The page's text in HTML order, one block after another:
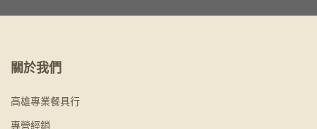
關於我們
高雄專業餐具行
專營經銷